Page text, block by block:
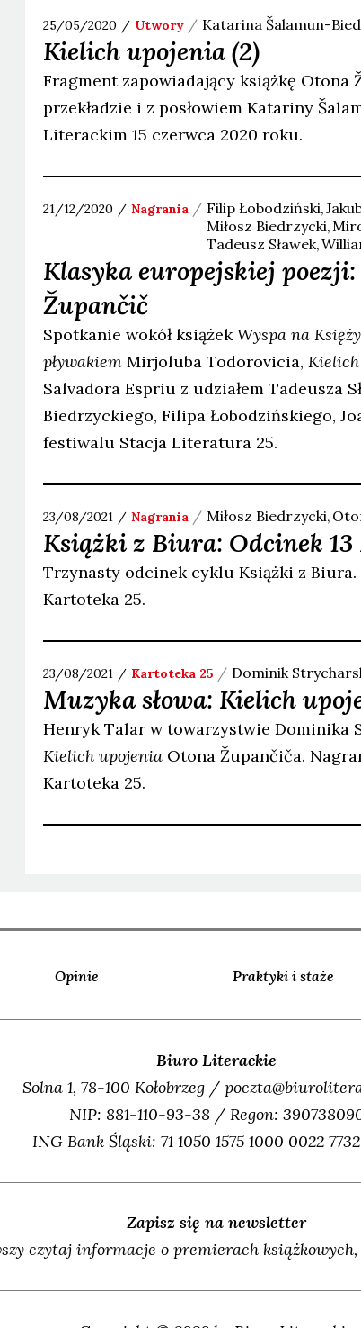
25/05/2020 Utwory KatarinaŠalamun-
Kielich upojenia (2)
Fragment zapowiadający książkę Otona
przekładzie i z posłowiem Katariny
Literackim 15 czerwca 2020 roku.
21/12/2020 Nagrania FilipŁobodziński
Miłosz Biedrzycki
Tadeusz Sławek
Klasyka europejskiej
Župančič
Spotkanie wokół książekWyspa na
pływakiemMirjoluba Todorovicia,
Salvadora Espriu z udziałem Tadeusza
Biedrzyckiego, Filipa Łobodzińskiego,
festiwalu Stacja Literatura 25.
23/08/2021 Nagrania Miłosz Biedrzycki
Książki z Biura: Odcinek
Trzynasty odcinek cyklu Książki z
Kartoteka 25.
23/08/2021 Kartoteka 25 Dominik
Muzyka słowa: Kielich
Henryk Talar w towarzystwie Dominika
Kielich upojeniaOtona Župančiča.
Kartoteka 25.
Opinie Praktyki i staże
Biuro Literackie
Solna 1, 78-100 Kołobrzeg /
NIP: 881-110-93-38 / Regon:
ING Bank Śląski: 71 1050 1575 1000 0022
Zapisz się na newsletter
czytaj informacje o premierach